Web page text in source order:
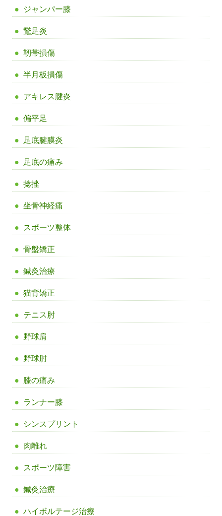
ジャンパー膝
鵞足炎
靭帯損傷
半月板損傷
アキレス腱炎
偏平足
足底腱膜炎
足底の痛み
捻挫
坐骨神経痛
スポーツ整体
骨盤矯正
鍼灸治療
猫背矯正
テニス肘
野球肩
野球肘
膝の痛み
ランナー膝
シンスプリント
肉離れ
スポーツ障害
鍼灸治療
ハイボルテージ治療